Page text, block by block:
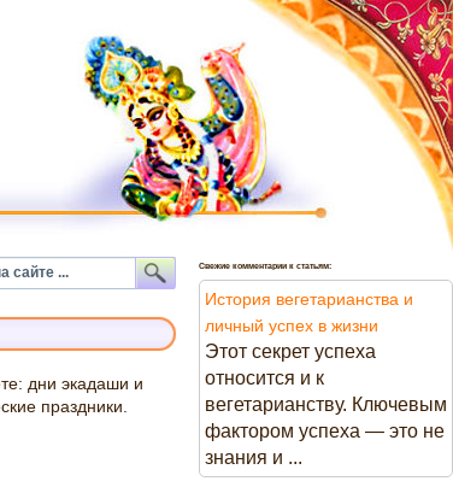
дни экадаши и
праздники.
Свежие комментарии к статьям:
История вегетарианства и
личный успех в жизни
Этот секрет успеха
относится и к
вегетарианству. Ключевым
фактором успеха — это не
знания и ...